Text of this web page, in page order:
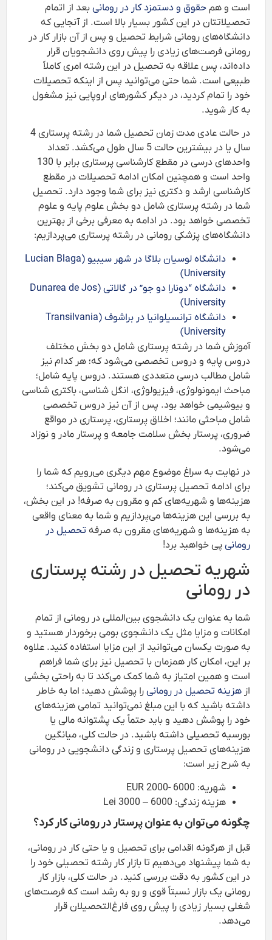
است و همحقوق و دستمزد کار در رومانیبعد از اتمام
تحصیلاتتان در این کشور بسیار بالا است. از آنجایی که
دانشگاه‌های رومانی شرایط تحصیل و پس از آن بازار کار در
رومانی فرصت‌های زیادی را پیش روی دانشجویان قرار
داده‌اند، پس علاقه به تحصیل در این رشته امری کاملاً
طبیعی است. شما حتی می‌توانید پس از اینکه تحصیلات
خود را تمام کردید، در دیگر کشورهای اروپایی نیز مشغول
به کار شوید.
در حالت عادی مدت زمان تحصیل شما در رشته پرستاری 4
سال یا در بیشترین حالت 5 سال طول می‌کشد. تعداد
واحدهای درسی در مقطع کارشناسی پرستاری برابر با 130
واحد است و همچنین امکان ادامه تحصیلات در مقطع
کارشناسی ارشد و دکتری نیز برای شما وجود دارد. تحصیل
شما در رشته پرستاری شامل دو بخش علوم پایه و علوم
تخصصی خواهد بود. در ادامه به معرفی برخی از بهترین
دانشگاه‌های پزشکی رومانی در رشته پرستاری می‌پردازیم:
دانشگاه لوسیان بلاگا در شهر سیبیو (Lucian Blaga
University)
دانشگاه “دونارا دو جو” در گالاتی (Dunarea de Jos
University)
دانشگاه ترانسیلوانیا در براشوف (Transilvania
University)
آموزش شما در رشته پرستاری شامل دو بخش مختلف
دروس پایه و دروس تخصصی می‌شود که؛ هر کدام نیز
شامل مطالب درسی متعددی هستند. دروس پایه شامل؛
مباحث ایمونولوژی، فیزیولوژی، انگل شناسی، باکتری شناسی
و بیوشیمی خواهد بود. پس از آن نیز دروس تخصصی
شامل مباحثی مانند؛ اخلاق پرستاری، پرستاری در مواقع
ضروری، پرستار بخش سلامت جامعه و پرستار مادر و نوزاد
می‌شود.
در نهایت به سراغ موضوع مهم دیگری می‌رویم که شما را
برای ادامه تحصیل پرستاری در رومانی تشویق می‌کند؛
هزینه‌ها و شهریه‌های کم و مقرون به صرفه! در این بخش،
به بررسی این هزینه‌ها می‌پردازیم و شما به معنای واقعی
به هزینه‌ها و شهریه‌های مقرون به صرفهتحصیل در
رومانیپی خواهید برد!
شهریه تحصیل در رشته پرستاری
در رومانی
شما به عنوان یک دانشجوی بین‌المللی در رومانی از تمام
امکانات و مزایا مثل یک دانشجوی بومی برخوردار هستید و
به صورت یکسان می‌توانید از این مزایا استفاده کنید. علاوه
بر این، امکان کار همزمان با تحصیل نیز برای شما فراهم
است و همین امتیاز به شما کمک می‌کند تا به راحتی بخشی
از هزینه تحصیل در رومانیرا پوشش دهید؛ اما به خاطر
داشته باشید که با این مبلغ نمی‌توانید تمامی هزینه‌های
خود را پوشش دهید و باید حتماً یک پشتوانه مالی یا
بورسیه تحصیلی داشته باشید. در حالت کلی، میانگین
هزینه‌های تحصیل پرستاری و زندگی دانشجویی در رومانی
به شرح زیر است:
شهریه: 6000 -2000 EUR
هزینه زندگی: 6000 – 3000 Lei
چگونه می‌توان به عنوان پرستار در رومانی کار کرد؟
قبل از هرگونه اقدامی برای تحصیل و یا حتی کار در رومانی،
به شما پیشنهاد می‌دهیم تا بازار کار رشته تحصیلی خود را
در این کشور به دقت بررسی کنید. در حالت کلی، بازار کار
رومانی یک بازار نسبتاً قوی و رو به رشد است که فرصت‌های
شغلی بسیار زیادی را پیش روی فارغ‌التحصیلان قرار
می‌دهد.